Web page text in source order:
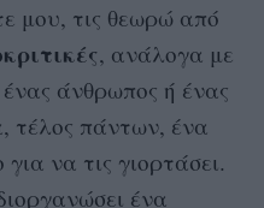
μου, τις θεωρώ από
, ανάλογα με
ένας άνθρωπος ή ένας
τέλος πάντων, ένα
να τις γιορτάσει.
ένα